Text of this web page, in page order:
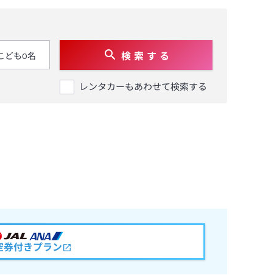
検 索 す る
レンタカーもあわせて検索する
券付きプラン